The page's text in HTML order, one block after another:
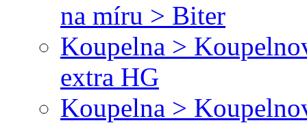
na míru > Biter
Koupelna >
extra HG
Koupelna >